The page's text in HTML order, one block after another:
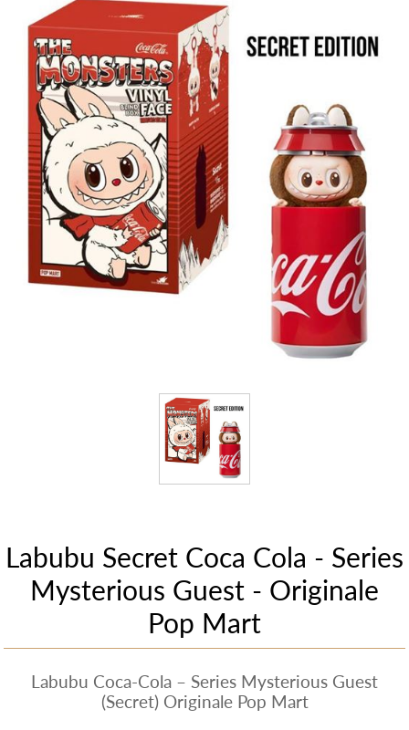
Labubu Secret Coca Cola - Series
Mysterious Guest - Originale
Pop Mart
Labubu Coca-Cola – Series Mysterious Guest
(Secret) Originale Pop Mart